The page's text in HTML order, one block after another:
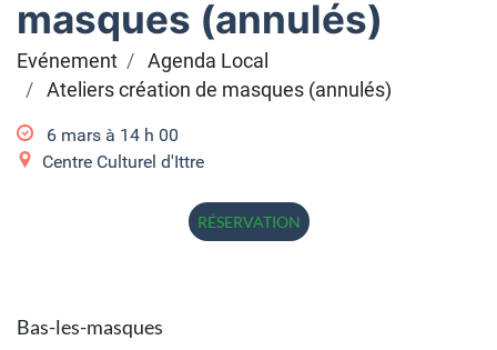
masques (annulés)
Evénement
Agenda Local
Ateliers création de masques (annulés)
6 mars à 14 h 00
Centre Culturel d'Ittre
RÉSERVATION
Bas-les-masques